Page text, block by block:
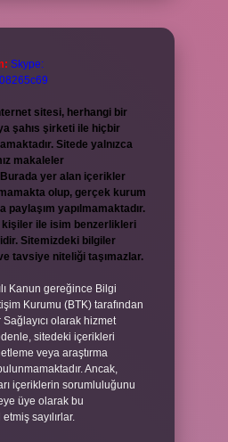
Skype:
sitesi, herhangi bir
şahıs şirketi ile hiçbir
Sitede yalnızca
makaleler
Burada yer alan içerikler
olup, gerçek kurum
paylaşım yapılmamaktadır.
ile isim benzerlikleri
Sitemizdeki bilgiler
tavsiye niteliği taşımazlar.
Kanun gereğince Bilgi
Kurumu (BTK) tarafından
olarak hizmet
sitedeki içerikleri
veya araştırma
Ancak,
içeriklerin sorumluluğunu
üye olarak bu
sayılırlar.